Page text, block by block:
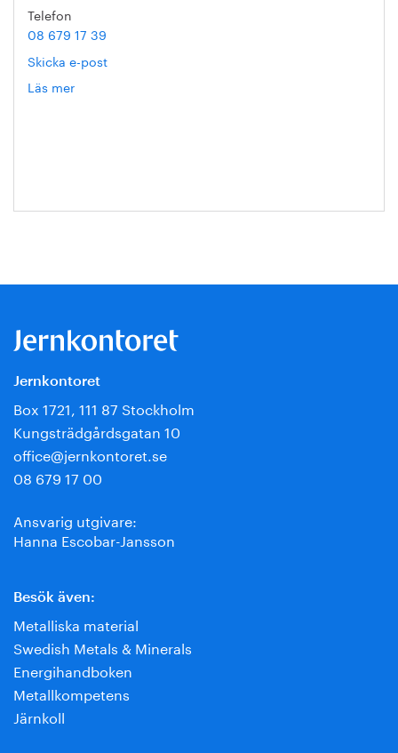
Telefon
08 679 17 39
Skicka e-post
Läs mer
Jernkontoret
Box 1721, 111 87 Stockholm
Kungsträdgårdsgatan 10
office@jernkontoret.se
08 679 17 00
Ansvarig utgivare:
Hanna Escobar-Jansson
Besök även:
Metalliska material
Swedish Metals & Minerals
Energihandboken
Metallkompetens
Järnkoll